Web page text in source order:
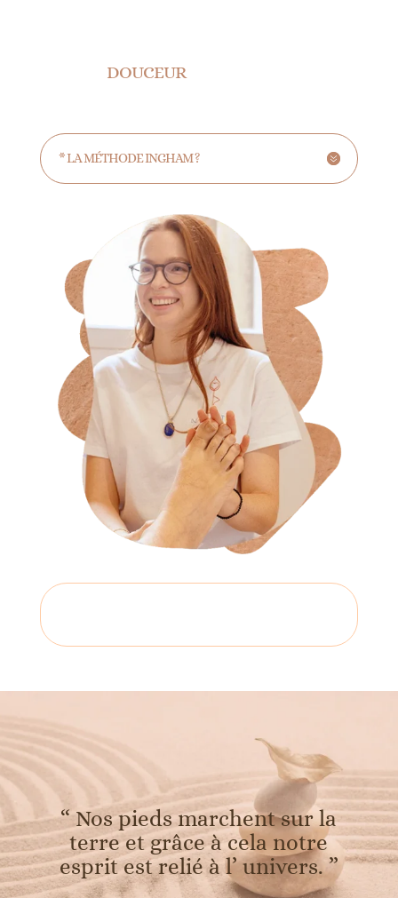
DOUCEUR
* LA MÉTHODE INGHAM ?
“ Nos pieds marchent sur la
terre et grâce à cela notre
esprit est relié à l’ univers. ”